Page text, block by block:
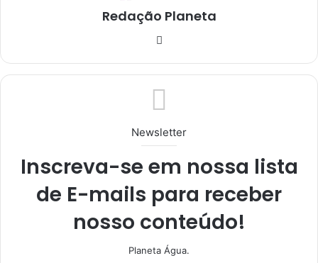
Redação Planeta
te
Newsletter
Inscreva-se em nossa lista
de E-mails para receber
nosso conteúdo!
Planeta Água.